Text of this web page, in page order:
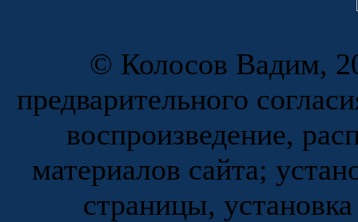
© Колосов Вадим,
предварительного
воспроизведение,
материалов сайта;
страницы,